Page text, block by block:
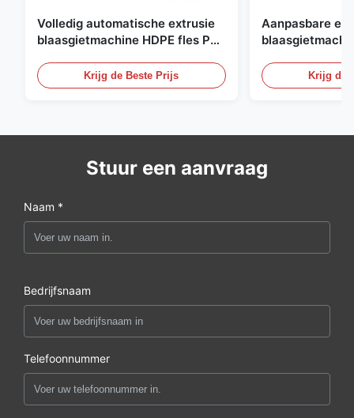
Volledig automatische extrusie
blaasgietmachine HDPE fles Pe
Krijg de Beste Prijs
Aanpasbare
Krijg de
Stuur een aanvraag
Naam *
Bedrijfsnaam
Telefoonnummer